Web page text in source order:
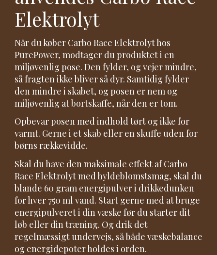
Elektrolyt
Når du køber Carbo Race Elektrolyt hos
PurePower, modtager du produktet i en
miljøvenlig pose. Den fylder, og vejer mindre,
så fragten ikke bliver så dyr. Samtidig fylder
den mindre i skabet, og posen er nem og
miljøvenlig at bortskaffe, når den er tom.
Opbevar posen med indhold tørt og ikke for
varmt. Gerne i et skab eller en skuffe uden for
børns rækkevidde.
Skal du have den maksimale effekt af Carbo
Race Elektrolyt med hyldeblomstsmag, skal du
blande 60 gram energipulver i drikkedunken
for hver 750 ml vand. Start gerne med at bruge
energipulveret i din væske før du starter dit
løb eller din træning. Og drik det
regelmæssigt undervejs, så både væskebalance
og energidepoter holdes i orden.